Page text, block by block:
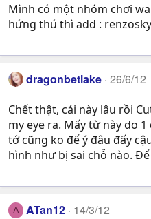
Mình có một nhóm chơi
hứng thú thì add :
dragonbetlake 26/6/12
Chết thật, cái này lâu rồi
my eye ra. Mấy từ này do
tớ cũng ko để ý đâu đấy
hình như bị sai chỗ nào.
A ATan12 14/3/12